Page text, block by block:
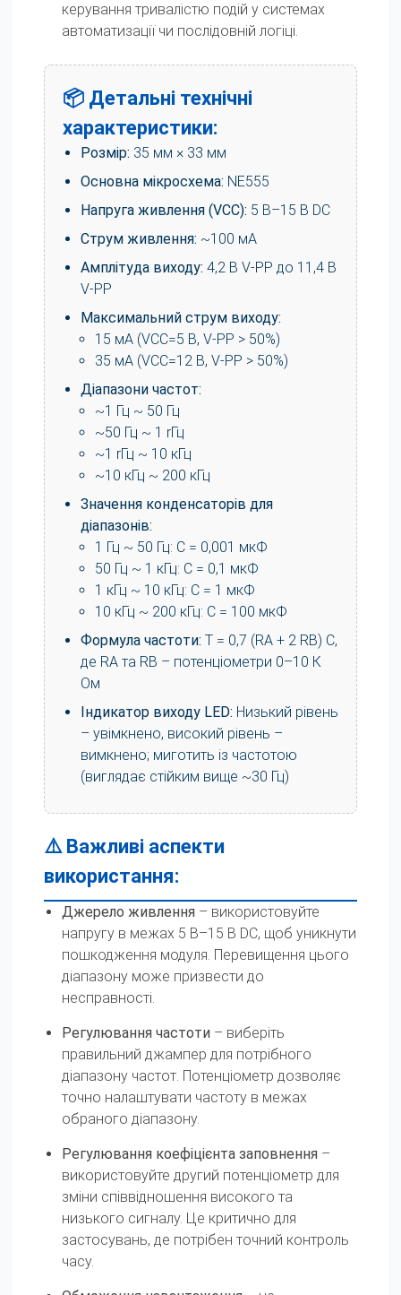
керування тривалістю подій у системах
автоматизації чи послідовній логіці.
📦 Детальні технічні
характеристики:
Розмір: 35 мм × 33 мм
Основна мікросхема: NE555
Напруга живлення (VCC): 5 В–15 В DC
Струм живлення: ~100 мА
Амплітуда виходу: 4,2 В V-PP до 11,4 В
V-PP
Максимальний струм виходу:
15 мА (VCC=5 В, V-PP > 50%)
35 мА (VCC=12 В, V-PP > 50%)
Діапазони частот:
~1 Гц ~ 50 Гц
~50 Гц ~ 1 rГц
~1 rГц ~ 10 кГц
~10 кГц ~ 200 кГц
Значення конденсаторів для
діапазонів:
1 Гц ~ 50 Гц: C = 0,001 мкФ
50 Гц ~ 1 кГц: C = 0,1 мкФ
1 кГц ~ 10 кГц: C = 1 мкФ
10 кГц ~ 200 кГц: C = 100 мкФ
Формула частоти: T = 0,7 (RA + 2 RB) C,
де RA та RB – потенціометри 0–10 К
Ом
Індикатор виходу LED: Низький рівень
– увімкнено, високий рівень –
вимкнено; миготить із частотою
(виглядає стійким вище ~30 Гц)
⚠️ Важливі аспекти
використання:
Джерело живлення – використовуйте
напругу в межах 5 В–15 В DC, щоб уникнути
пошкодження модуля. Перевищення цього
діапазону може призвести до
несправності.
Регулювання частоти – виберіть
правильний джампер для потрібного
діапазону частот. Потенціометр дозволяє
точно налаштувати частоту в межах
обраного діапазону.
Регулювання коефіцієнта заповнення –
використовуйте другий потенціометр для
зміни співвідношення високого та
низького сигналу. Це критично для
застосувань, де потрібен точний контроль
часу.